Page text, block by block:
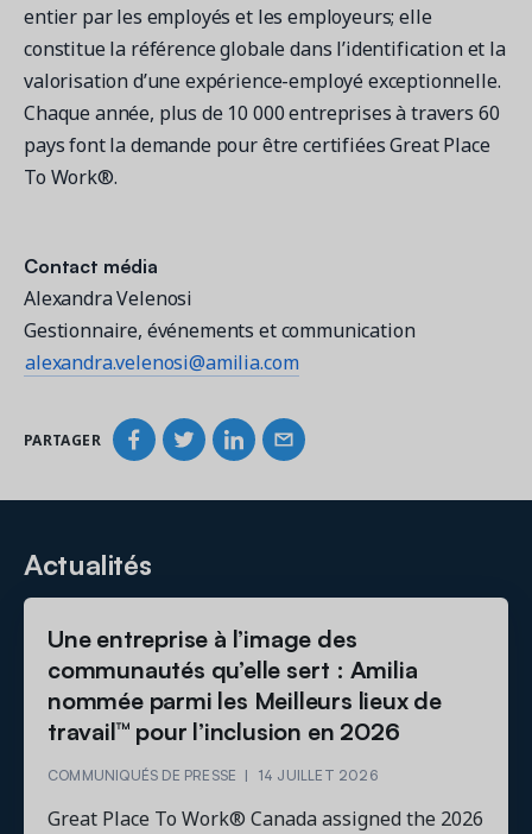
entier par les employés et les employeurs; elle
constitue la référence globale dans l’identification et la
valorisation d’une expérience-employé exceptionnelle.
Chaque année, plus de 10 000 entreprises à travers 60
pays font la demande pour être certifiées Great Place
To Work®.
Contact média
Alexandra Velenosi
Gestionnaire, événements et communication
alexandra.velenosi@amilia.com
PARTAGER
Actualités
Une entreprise à l’image des
communautés qu’elle sert : Amilia
nommée parmi les Meilleurs lieux de
travail™ pour l’inclusion en 2026
COMMUNIQUÉS DE PRESSE | 14 JUILLET 2026
Great Place To Work® Canada assigned the 2026